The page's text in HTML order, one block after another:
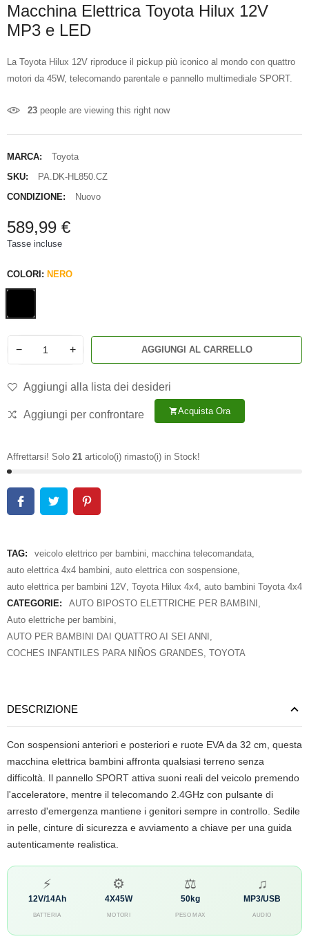
Macchina Elettrica Toyota Hilux 12V
MP3 e LED
La Toyota Hilux 12V riproduce il pickup più iconico al mondo con quattro
motori da 45W, telecomando parentale e pannello multimediale SPORT.
23 people are viewing this right now
MARCA:
Toyota
SKU:
PA.DK-HL850.CZ
CONDIZIONE:
Nuovo
589,99 €
Tasse incluse
COLORI: NERO
− + AGGIUNGI AL CARRELLO
Aggiungi alla lista dei desideri
Aggiungi per confrontare shopping_cartAcquista Ora
Affrettarsi! Solo 21 articolo(i) rimasto(i) in Stock!
TAG: veicolo elettrico per bambini macchina telecomandata
auto elettrica 4x4 bambini auto elettrica con sospensione
auto elettrica per bambini 12V Toyota Hilux 4x4 auto bambini Toyota 4x4
CATEGORIE:
AUTO BIPOSTO ELETTRICHE PER BAMBINI
Auto elettriche per bambini
AUTO PER BAMBINI DAI QUATTRO AI SEI ANNI
COCHES INFANTILES PARA NIÑOS GRANDES TOYOTA
DESCRIZIONE
Con sospensioni anteriori e posteriori e ruote EVA da 32 cm, questa
macchina elettrica bambini affronta qualsiasi terreno senza
difficoltà. Il pannello SPORT attiva suoni reali del veicolo premendo
l'acceleratore, mentre il telecomando 2.4GHz con pulsante di
arresto d'emergenza mantiene i genitori sempre in controllo. Sedile
in pelle, cinture di sicurezza e avviamento a chiave per una guida
autenticamente realistica.
⚡
12V/14Ah
BATTERIA
⚙
4X45W
MOTORI
⚖
50kg
PESO MAX
♫
MP3/USB
AUDIO